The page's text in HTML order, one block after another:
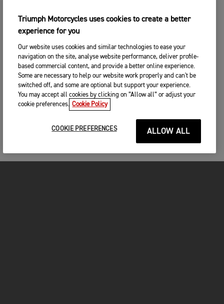
Triumph Motorcycles uses cookies to create a better
experience for you
Our website uses cookies and similar technologies to ease your
navigation on the site, analyse website performance, deliver profile-
based commercial content, and provide a better online experience.
Some are necessary to help our website work properly and can't be
switched off, and some are optional but support your experience.
You may accept all cookies by clicking on “Allow all” or adjust your
cookie preferences. Cookie Policy
COOKIE PREFERENCES ALLOW ALL